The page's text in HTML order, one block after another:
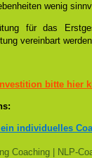
wenig
für das
vereinbart
bitte hier
ein individuelles
Coaching | NLP-